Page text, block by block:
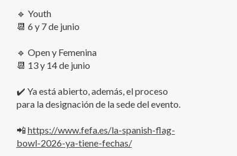
🔹 Youth
📆 6 y 7 de junio
🔹 Open y Femenina
📆 13 y 14 de junio
✔️ Ya está abierto, además, el proceso
para la designación de la sede del evento.
📲 https://www.fefa.es/la-spanish-flag-
bowl-2026-ya-tiene-fechas/